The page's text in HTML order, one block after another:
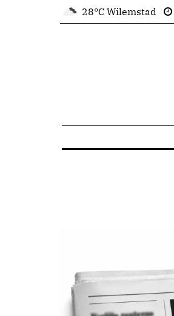
28°C Wilemstad